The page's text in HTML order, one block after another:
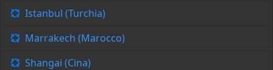
Istanbul (Turchia)
Marrakech (Marocco)
Shangai (Cina)